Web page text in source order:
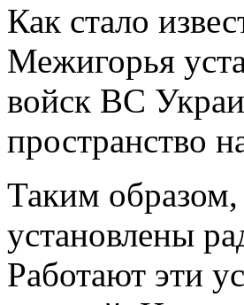
Как стало
Межигорья
войск ВС
пространство
Таким
установлены
Работают эти